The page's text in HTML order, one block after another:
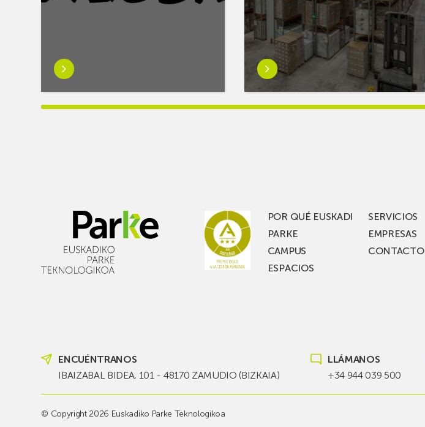
Saber
más
sobre¡Si
lo
pasar
buen
rato,
no
del
PARKEA
Saber
más
sobreAR
Racking
estanterías
POR QUÉ EUSKADI
PARKE
CAMPUS
ESPACIOS
SERVICIOS
EMPRESAS
CONTACTO
ENCUÉNTRANOS
IBAIZABAL BIDEA, 101 - 48170 ZAMUDIO (BIZKAIA)
LLÁMANOS
+34 944 039 500
© Copyright 2026 Euskadiko Parke Teknologikoa